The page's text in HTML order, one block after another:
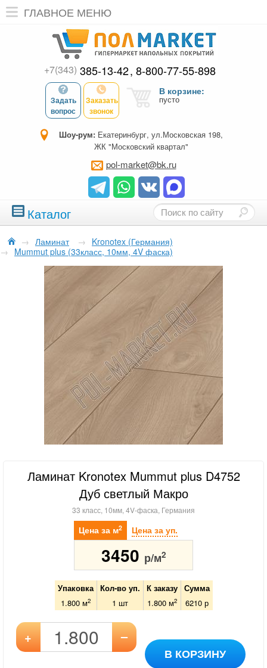
ГЛАВНОЕ МЕНЮ
+7(343) 385-13-42 8-800-77-55-898
Задать
вопрос
Заказать
звонок
В корзине:
пусто
Шоу-рум: Екатеринбург, ул.Московская 198,
ЖК "Московский квартал"
pol-market@bk.ru
Каталог
→ Ламинат → Kronotex (Германия)
→ Mummut plus (33класс, 10мм, 4V фаска)
Ламинат Kronotex Mummut plus D4752
Дуб светлый Макро
33 класс, 10мм, 4V-фаска, Германия
Цена за м2 Цена за уп.
3450 р/м2
Упаковка Кол-во уп. К заказу
Сумма
1.800 м2 1 шт 1.800м2 6210р
+ –
В КОРЗИНУ